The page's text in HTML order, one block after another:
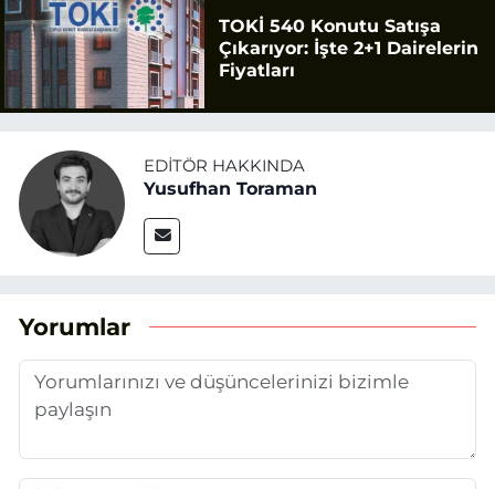
TOKİ 540 Konutu Satışa
Çıkarıyor: İşte 2+1 Dairelerin
Fiyatları
EDITÖR HAKKINDA
Yusufhan Toraman
Yorumlar